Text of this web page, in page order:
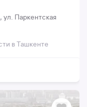
ул. Паркентская
в Ташкенте